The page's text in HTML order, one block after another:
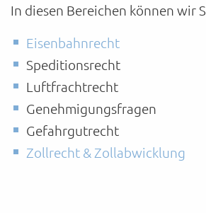
In diesen Bereichen können wir
Eisenbahnrecht
Speditionsrecht
Luftfrachtrecht
Genehmigungsfragen
Gefahrgutrecht
Zollrecht & Zollabwicklung